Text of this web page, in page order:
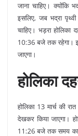
जाना चाहिए। क्योंकि
इसलिए, जब भद्रा पृथ्वी
चाहिए। भड़रा होलिका
10:36 बजे तक रहेगा।
जाएगा।
होलिका
होलिका 13 मार्च की
देखकर किया जाएगा।
11:26 बजे तक समय का